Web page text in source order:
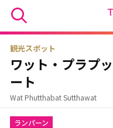
観光スポット
ワット・プラプ
ート
Wat Phutthabat Sutthawat
ランパーン